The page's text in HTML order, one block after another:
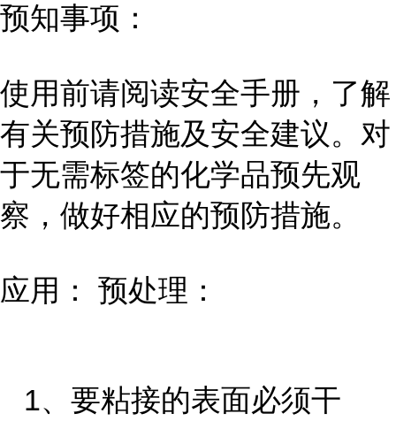
预知事项：
使用前请阅读安全手册，了解
有关预防措施及安全建议。对
于无需标签的化学品预先观
察，做好相应的预防措施。
应用： 预处理：
1、要粘接的表面必须干